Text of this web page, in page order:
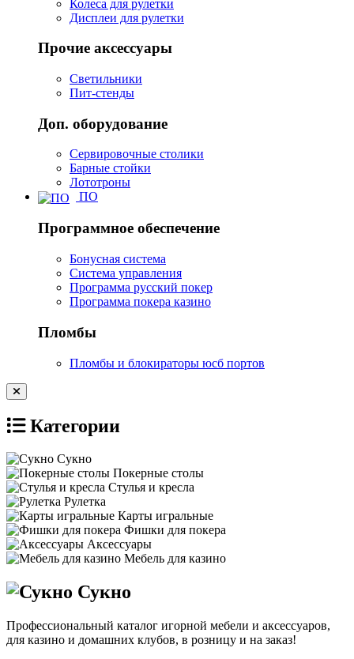
Колеса для рулетки
Дисплеи для рулетки
Прочие аксессуары
Светильники
Пит-стенды
Доп. оборудование
Сервировочные столики
Барные стойки
Лототроны
ПО
Программное обеспечение
Бонусная система
Система управления
Программа русский покер
Программа покера казино
Пломбы
Пломбы и блокираторы юсб портов
Категории
Сукно
Покерные столы
Стулья и кресла
Рулетка
Карты игральные
Фишки для покера
Аксессуары
Мебель для казино
Сукно
Профессиональный каталог игорной мебели и аксессуаров,
для казино и домашних клубов, в розницу и на заказ!